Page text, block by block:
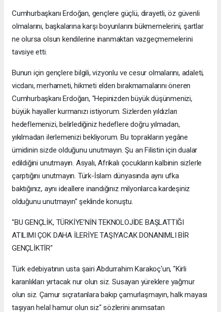
Cumhurbaşkanı Erdoğan, gençlere güçlü, dirayetli, öz güvenli
olmalarını, başkalarına karşı boyunlarını bükmemelerini, şartlar
ne olursa olsun kendilerine inanmaktan vazgeçmemelerini
tavsiye etti.
Bunun için gençlere bilgili, vizyonlu ve cesur olmalarını, adaleti,
vicdanı, merhameti, hikmeti elden bırakmamalarını öneren
Cumhurbaşkanı Erdoğan, "Hepinizden büyük düşünmenizi,
büyük hayaller kurmanızı istiyorum. Sizlerden yıldızları
hedeflemenizi, belirlediğiniz hedeflere doğru yılmadan,
yıkılmadan ilerlemenizi bekliyorum. Bu toprakların yegâne
ümidinin sizde olduğunu unutmayın. Şu an Filistin için dualar
edildiğini unutmayın. Asyalı, Afrikalı çocukların kalbinin sizlerle
çarptığını unutmayın. Türk-İslam dünyasında aynı ufka
baktığınız, aynı ideallere inandığınız milyonlarca kardeşiniz
olduğunu unutmayın" şeklinde konuştu.
"BU GENÇLİK, TÜRKİYE’NİN TEKNOLOJİDE BAŞLATTIĞI
ATILIMI ÇOK DAHA İLERİYE TAŞIYACAK DONANIMLI BİR
GENÇLİKTİR"
Türk edebiyatının usta şairi Abdurrahim Karakoç'un, "Kirli
karanlıkları yırtacak nur olun siz. Susayan yüreklere yağmur
olun siz. Çamur sıçratanlara bakıp çamurlaşmayın, halk mayası
taşıyan helal hamur olun siz" sözlerini anımsatan